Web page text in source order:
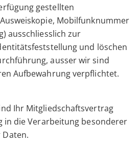
gestellten
Mobilfunknummer
ausschliesslich zur
und löschen
ausser wir sind
Aufbewahrung verpflichtet.
Ihr Mitgliedschaftsvertrag
in die Verarbeitung besonderer